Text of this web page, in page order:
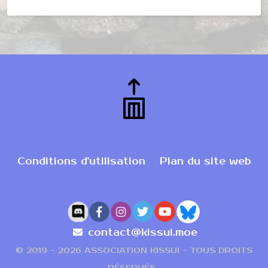
Conditions d'utilisation Plan du site web
contact@kissui.moe
© 2019 - 2026 ASSOCIATION KISSUI - TOUS DROITS